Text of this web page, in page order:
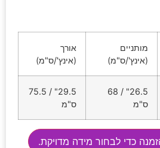
מותניים
(אינץ'/ס"מ)
אורך
(אינץ'/ס"מ)
26.5" / 68
ס"מ
29.5" / 75.5
ס"מ
כדי לבחור מידה מדויקת.